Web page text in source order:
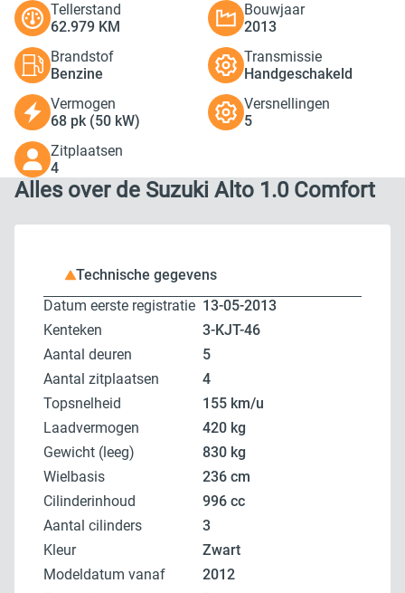
Tellerstand
62.979 KM
Bouwjaar
2013
Brandstof
Benzine
Transmissie
Handgeschakeld
Vermogen
68 pk (50 kW)
Versnellingen
5
Zitplaatsen
4
Alles over de Suzuki Alto 1.0 Comfort
Technische gegevens
Datum eerste registratie
13-05-2013
Kenteken
3-KJT-46
Aantal deuren
5
Aantal zitplaatsen
4
Topsnelheid
155 km/u
Laadvermogen
420 kg
Gewicht (leeg)
830 kg
Wielbasis
236 cm
Cilinderinhoud
996 cc
Aantal cilinders
3
Kleur
zwart
Modeldatum vanaf
2012